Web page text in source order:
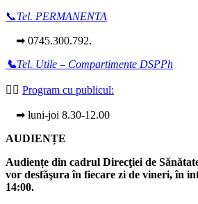
📞Tel. PERMANENTA
➡ 0745.300.792.
📞Tel. Utile – Compartimente DSPPh
👩‍⚕️ Program cu publicul:
➡ luni-joi 8.30-12.00
AUDIENȚE
Audiențe din cadrul Direcţiei de
vor desfăşura în fiecare zi de vineri, în
14:00.